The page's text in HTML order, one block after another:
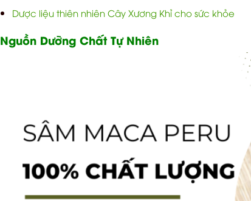
Dược liệu thiên nhiên Cây Xương Khỉ cho sức khỏe
Nguồn Dưỡng Chất Tự Nhiên